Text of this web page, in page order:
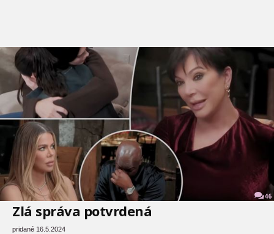
46
Zlá správa potvrdená
pridané 16.5.2024